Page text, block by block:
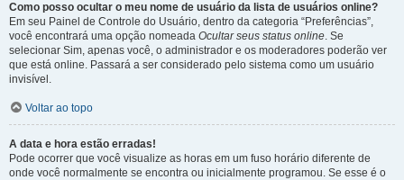
Como posso ocultar o meu nome de usuário da lista de usuários online?
Em seu Painel de Controle do Usuário, dentro da categoria “Preferências”,
você encontrará uma opção nomeada Ocultar seus status online. Se
selecionar Sim, apenas você, o administrador e os moderadores poderão ver
que está online. Passará a ser considerado pelo sistema como um usuário
invisível.
Voltar ao topo
A data e hora estão erradas!
Pode ocorrer que você visualize as horas em um fuso horário diferente de
onde você normalmente se encontra ou inicialmente programou. Se esse é o